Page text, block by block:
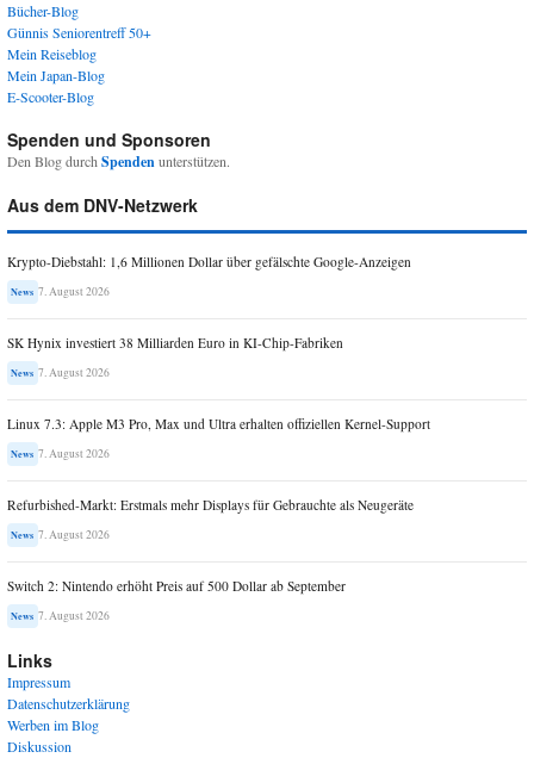
Bücher-Blog
Günnis Seniorentreff 50+
Mein Reiseblog
Mein Japan-Blog
E-Scooter-Blog
Spenden und Sponsoren
Den Blog durchSpendenunterstützen.
Aus dem DNV-Netzwerk
Krypto-Diebstahl: 1,6 Millionen Dollar über gefälschte Google-Anzeigen
News 7. August 2026
SK Hynix investiert 38 Milliarden Euro in KI-Chip-Fabriken
News 7. August 2026
Linux 7.3: Apple M3 Pro, Max und Ultra erhalten offiziellen Kernel-Support
News 7. August 2026
Refurbished-Markt: Erstmals mehr Displays für Gebrauchte als Neugeräte
News 7. August 2026
Switch 2: Nintendo erhöht Preis auf 500 Dollar ab September
News 7. August 2026
Links
Impressum
Datenschutzerklärung
Werben im Blog
Diskussion